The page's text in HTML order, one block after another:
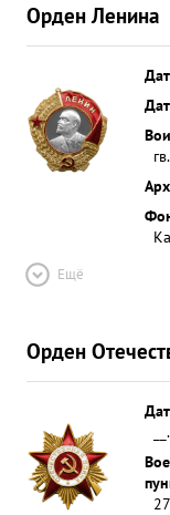
Орден Ленина
Ещё
Орден